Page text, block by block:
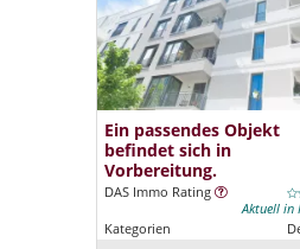
Ein passendes Objekt
befindet sich in
Vorbereitung.
DAS Immo Rating
Aktuell in
Kategorien